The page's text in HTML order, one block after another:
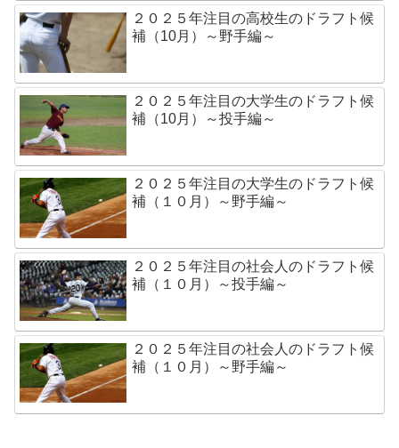
２０２５年注目の高校生のドラフト候
補（10月）～野手編～
２０２５年注目の大学生のドラフト候
補（10月）～投手編～
２０２５年注目の大学生のドラフト候
補（１０月）～野手編～
２０２５年注目の社会人のドラフト候
補（１０月）～投手編～
２０２５年注目の社会人のドラフト候
補（１０月）～野手編～